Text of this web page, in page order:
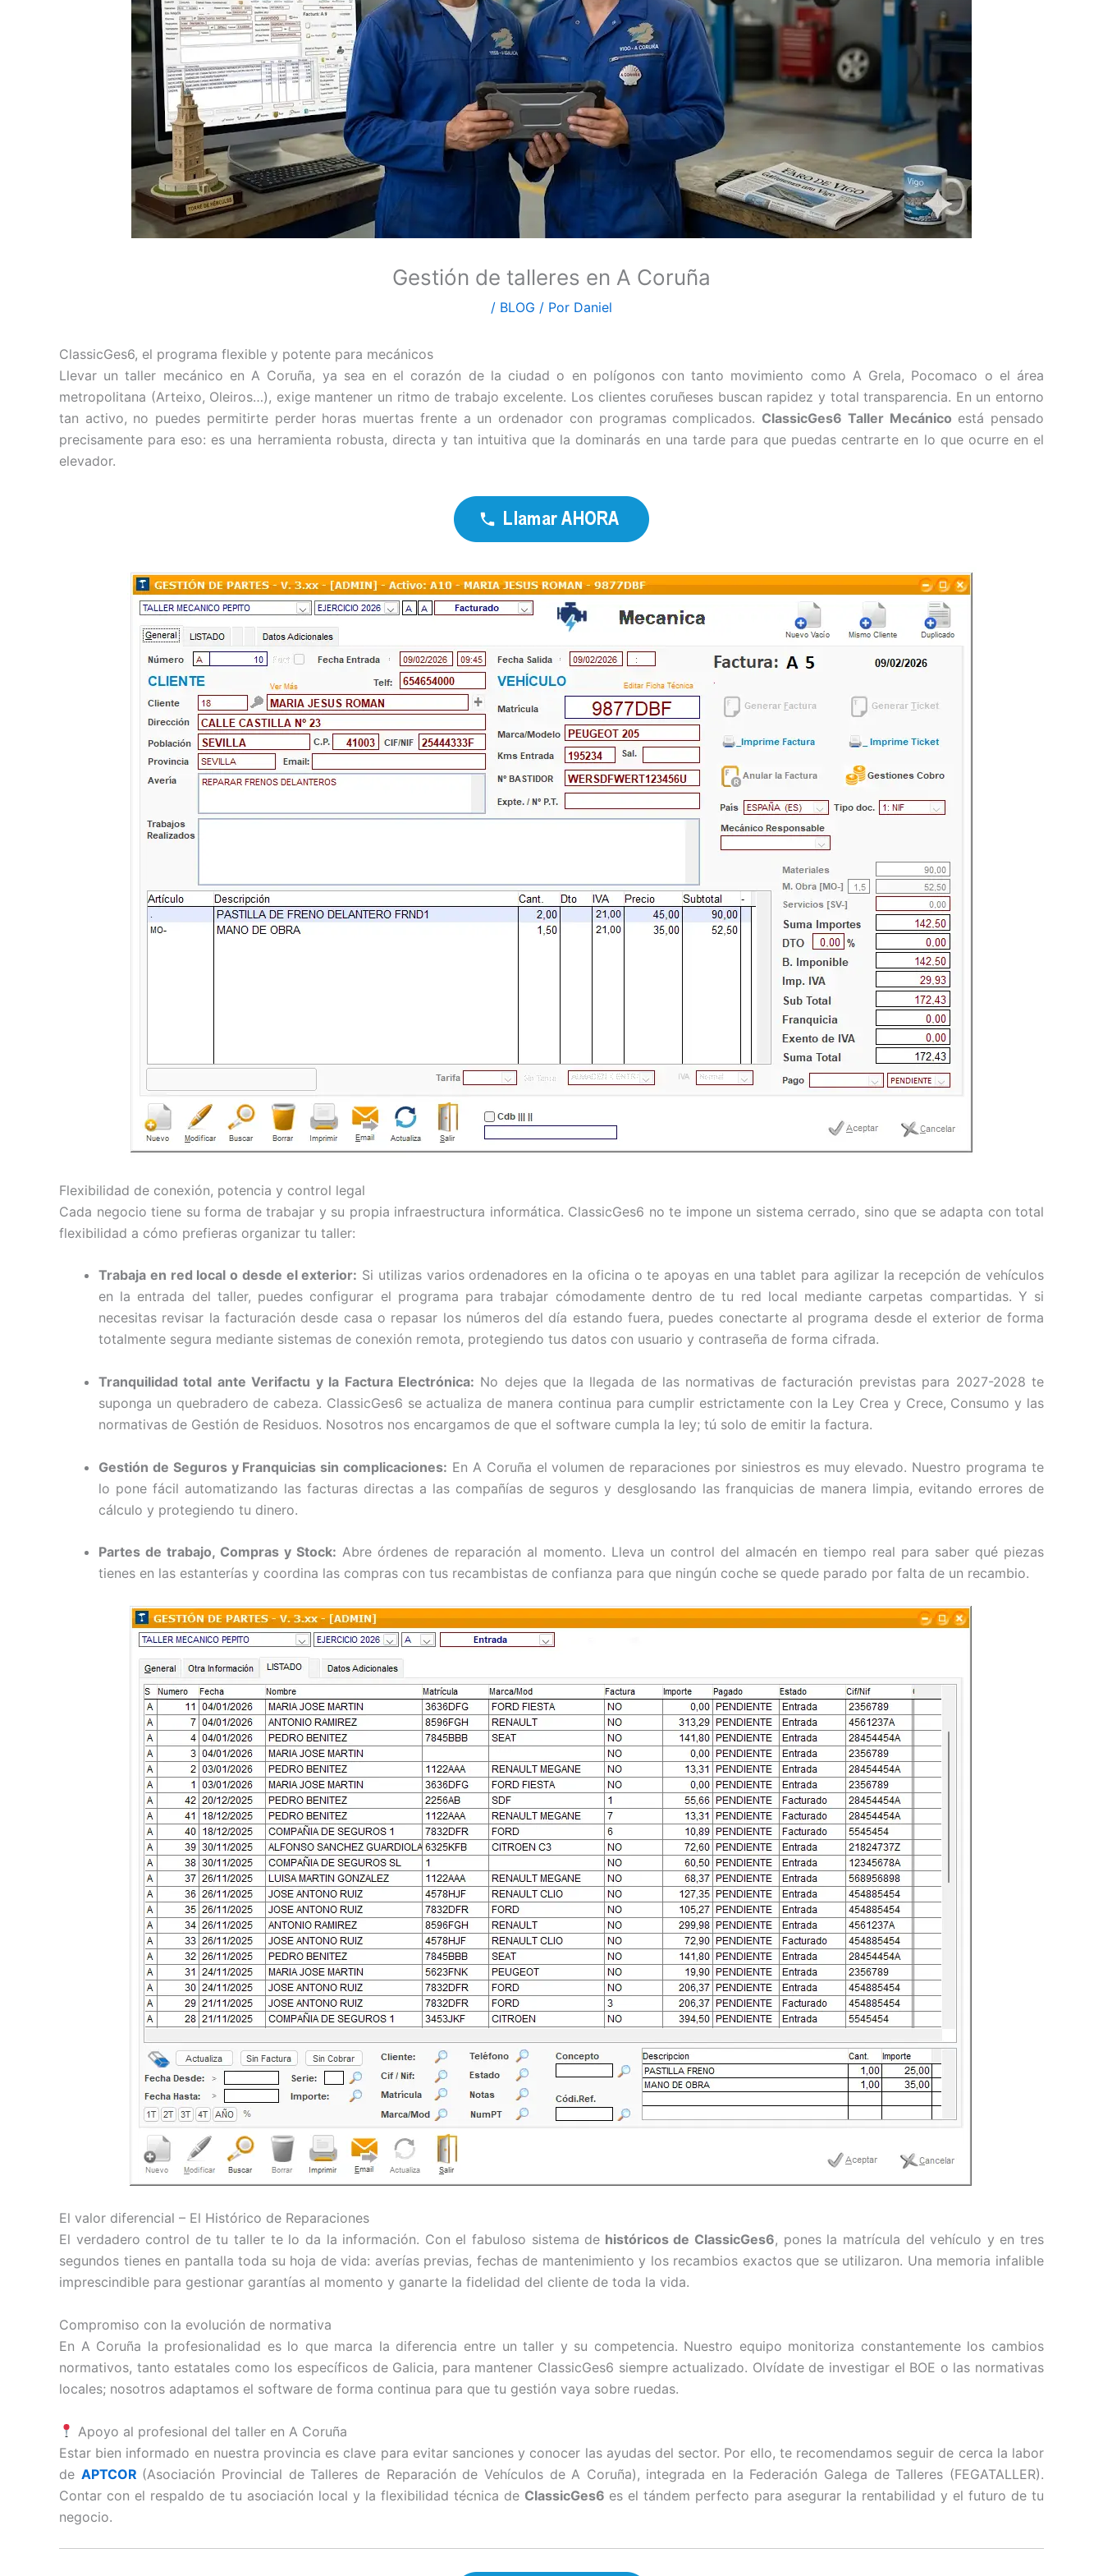
Gestión de talleres en A Coruña
/ BLOG / Por Daniel
ClassicGes6, el programa flexible y potente para mecánicos
Llevar un taller mecánico en A Coruña, ya sea en el corazón de la ciudad o en polígonos con tanto movimiento como A Grela, Pocomaco o el área
metropolitana (Arteixo, Oleiros…), exige mantener un ritmo de trabajo excelente. Los clientes coruñeses buscan rapidez y total transparencia. En un entorno
tan activo, no puedes permitirte perder horas muertas frente a un ordenador con programas complicados. ClassicGes6 Taller Mecánico está pensado
precisamente para eso: es una herramienta robusta, directa y tan intuitiva que la dominarás en una tarde para que puedas centrarte en lo que ocurre en el
elevador.
Flexibilidad de conexión, potencia y control legal
Cada negocio tiene su forma de trabajar y su propia infraestructura informática. ClassicGes6 no te impone un sistema cerrado, sino que se adapta con total
flexibilidad a cómo prefieras organizar tu taller:
Trabaja en red local o desde el exterior: Si utilizas varios ordenadores en la oficina o te apoyas en una tablet para agilizar la recepción de vehículos
en la entrada del taller, puedes configurar el programa para trabajar cómodamente dentro de tu red local mediante carpetas compartidas. Y si
necesitas revisar la facturación desde casa o repasar los números del día estando fuera, puedes conectarte al programa desde el exterior de forma
totalmente segura mediante sistemas de conexión remota, protegiendo tus datos con usuario y contraseña de forma cifrada.
Tranquilidad total ante Verifactu y la Factura Electrónica: No dejes que la llegada de las normativas de facturación previstas para 2027-2028 te
suponga un quebradero de cabeza. ClassicGes6 se actualiza de manera continua para cumplir estrictamente con la Ley Crea y Crece, Consumo y las
normativas de Gestión de Residuos. Nosotros nos encargamos de que el software cumpla la ley; tú solo de emitir la factura.
Gestión de Seguros y Franquicias sin complicaciones: En A Coruña el volumen de reparaciones por siniestros es muy elevado. Nuestro programa te
lo pone fácil automatizando las facturas directas a las compañías de seguros y desglosando las franquicias de manera limpia, evitando errores de
cálculo y protegiendo tu dinero.
Partes de trabajo, Compras y Stock: Abre órdenes de reparación al momento. Lleva un control del almacén en tiempo real para saber qué piezas
tienes en las estanterías y coordina las compras con tus recambistas de confianza para que ningún coche se quede parado por falta de un recambio.
El valor diferencial – El Histórico de Reparaciones
El verdadero control de tu taller te lo da la información. Con el fabuloso sistema de históricos de ClassicGes6, pones la matrícula del vehículo y en tres
segundos tienes en pantalla toda su hoja de vida: averías previas, fechas de mantenimiento y los recambios exactos que se utilizaron. Una memoria infalible
imprescindible para gestionar garantías al momento y ganarte la fidelidad del cliente de toda la vida.
Compromiso con la evolución de normativa
En A Coruña la profesionalidad es lo que marca la diferencia entre un taller y su competencia. Nuestro equipo monitoriza constantemente los cambios
normativos, tanto estatales como los específicos de Galicia, para mantener ClassicGes6 siempre actualizado. Olvídate de investigar el BOE o las normativas
locales; nosotros adaptamos el software de forma continua para que tu gestión vaya sobre ruedas.
Apoyo al profesional del taller en A Coruña
Estar bien informado en nuestra provincia es clave para evitar sanciones y conocer las ayudas del sector. Por ello, te recomendamos seguir de cerca la labor
de APTCOR (Asociación Provincial de Talleres de Reparación de Vehículos de A Coruña), integrada en la Federación Galega de Talleres (FEGATALLER).
Contar con el respaldo de tu asociación local y la flexibilidad técnica de ClassicGes6 es el tándem perfecto para asegurar la rentabilidad y el futuro de tu
negocio.